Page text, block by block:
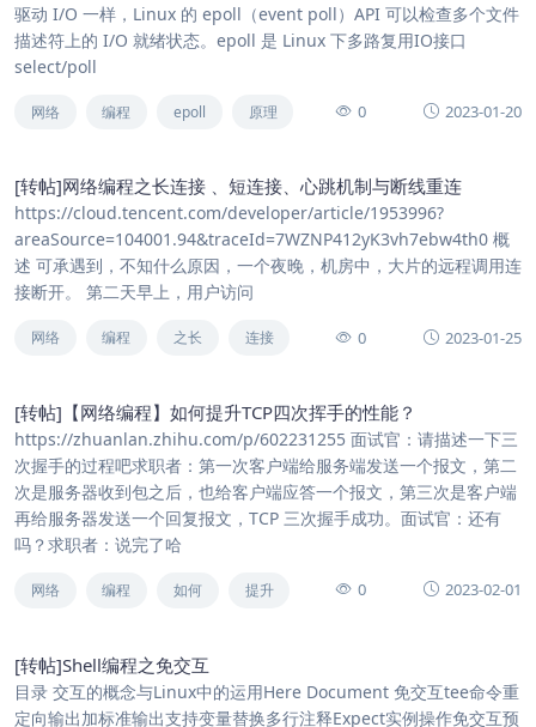
驱动 I/O 一样，Linux 的 epoll（event poll）API 可以检查多个文件
描述符上的 I/O 就绪状态。epoll 是 Linux 下多路复用IO接口
select/poll
网络 编程 epoll 原理 0 2023-01-20
[转帖]网络编程之长连接 、短连接、心跳机制与断线重连
https://cloud.tencent.com/developer/article/1953996?
areaSource=104001.94&traceId=7WZNP412yK3vh7ebw4th0 概
述 可承遇到，不知什么原因，一个夜晚，机房中，大片的远程调用连
接断开。 第二天早上，用户访问
网络 编程 之长 连接 0 2023-01-25
[转帖]【网络编程】如何提升TCP四次挥手的性能？
https://zhuanlan.zhihu.com/p/602231255 面试官：请描述一下三
次握手的过程吧求职者：第一次客户端给服务端发送一个报文，第二
次是服务器收到包之后，也给客户端应答一个报文，第三次是客户端
再给服务器发送一个回复报文，TCP 三次握手成功。面试官：还有
吗？求职者：说完了哈
网络 编程 如何 提升 0 2023-02-01
[转帖]Shell编程之免交互
目录 交互的概念与Linux中的运用Here Document 免交互tee命令重
定向输出加标准输出支持变量替换多行注释Expect实例操作免交互预